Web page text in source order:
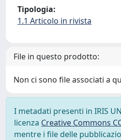
Tipologia:
1.1 Articolo in rivista
File in questo prodotto:
Non ci sono file associati a
I metadati presenti in IRIS
licenza Creative Commons
mentre i file delle